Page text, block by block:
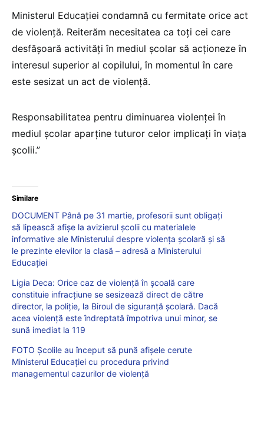
Ministerul Educației condamnă cu fermitate orice act
de violență. Reiterăm necesitatea ca toți cei care
desfășoară activități în mediul școlar să acționeze în
interesul superior al copilului, în momentul în care
este sesizat un act de violență.
Responsabilitatea pentru diminuarea violenței în
mediul școlar aparține tuturor celor implicați în viața
școlii.”
Similare
DOCUMENT Până pe 31 martie, profesorii sunt obligați
să lipească afișe la avizierul școlii cu materialele
informative ale Ministerului despre violența școlară și să
le prezinte elevilor la clasă – adresă a Ministerului
Educației
Ligia Deca: Orice caz de violență în școală care
constituie infracțiune se sesizează direct de către
director, la poliție, la Biroul de siguranță școlară. Dacă
acea violență este îndreptată împotriva unui minor, se
sună imediat la 119
FOTO Școlile au început să pună afișele cerute
Ministerul Educației cu procedura privind
managementul cazurilor de violență